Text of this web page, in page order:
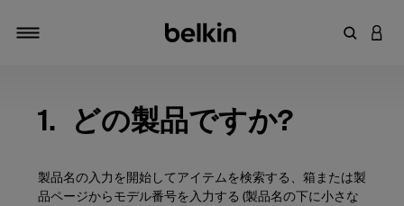
キーワアカ
1. どの製品ですか?
製品名の入力を開始してアイテムを検索する、箱または製
品ページからモデル番号を入力する (製品名の下に小さな